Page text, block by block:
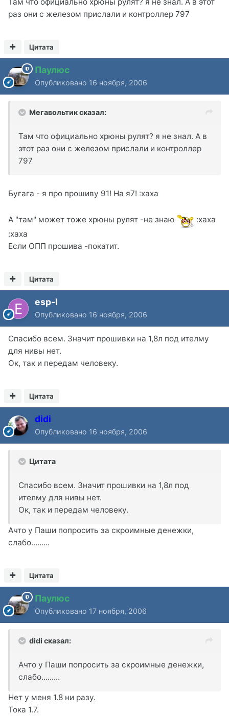
Там что официально хрюны рулят? я не знал. А в этот
раз они с железом прислали и контроллер 797
Цитата
Паулюс
Опубликовано 16 ноября, 2006
Мегавольтик сказал:
Там что официально хрюны рулят? я не знал. А в
этот раз они с железом прислали и контроллер
797
Бугага - я про прошиву 91! На я7! :xaxa
А "там" может тоже хрюны рулят -не знаю
:xaxa
:xaxa
Если ОПП прошива -покатит.
Цитата
esp-l
Опубликовано 16 ноября, 2006
Спасибо всем. Значит прошивки на 1,8л под ителму
для нивы нет.
Ок, так и передам человеку.
Цитата
didi
Опубликовано 16 ноября, 2006
Цитата
Спасибо всем. Значит прошивки на 1,8л под
ителму для нивы нет.
Ок, так и передам человеку.
Ачто у Паши попросить за скроимные денежки,
слабо.........
Цитата
Паулюс
Опубликовано 17 ноября, 2006
didi сказал:
Ачто у Паши попросить за скроимные денежки,
слабо.........
Нет у меня 1.8 ни разу.
Тока 1.7.